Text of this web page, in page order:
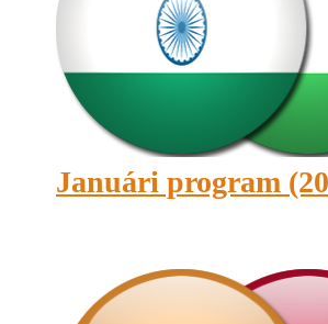
Januári program